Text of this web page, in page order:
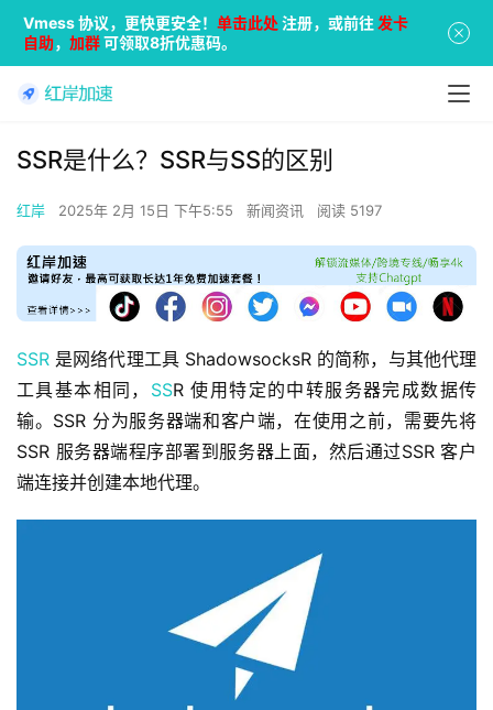
SSR是什么？SSR与SS的区别
红岸 2025年 2月 15日 下午5:55 新闻资讯 阅读 5197
SSR 是网络代理工具 ShadowsocksR 的简称，与其他代理
工具基本相同， SSR 使用特定的中转服务器完成数据传
输。SSR 分为服务器端和客户端，在使用之前，需要先将
SSR 服务器端程序部署到服务器上面，然后通过SSR 客户
端连接并创建本地代理。
Vmess 协议，更快更安全！ 单击此处注册，或前往 发卡
自助， 加群可领取8折优惠码。